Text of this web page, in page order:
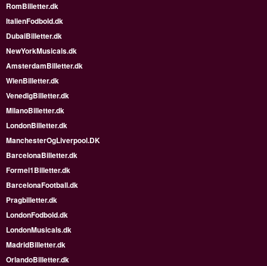
RomBilletter.dk
ItalienFodbold.dk
DubaiBilletter.dk
NewYorkMusicals.dk
AmsterdamBilletter.dk
WienBilletter.dk
VenedigBilletter.dk
MilanoBilletter.dk
LondonBilletter.dk
ManchesterOgLiverpool.DK
BarcelonaBilletter.dk
Formel1Billetter.dk
BarcelonaFootball.dk
Pragbilletter.dk
LondonFodbold.dk
LondonMusicals.dk
MadridBilletter.dk
OrlandoBilletter.dk